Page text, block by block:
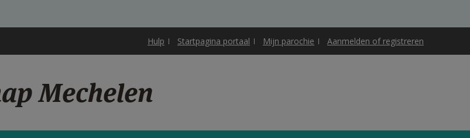
Hulp Startpagina portaal Mijn parochie Aanmelden of registreren
Mechelen